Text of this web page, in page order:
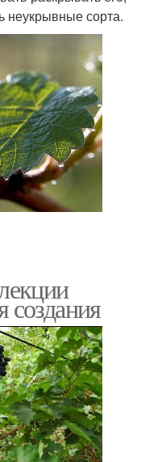
неукрывные сорта.
создания